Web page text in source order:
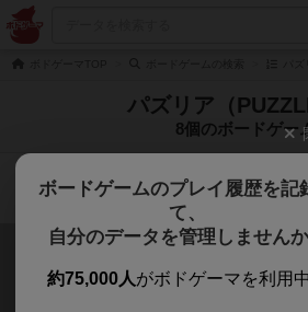
パズリア（
8個のボードゲー
検索メニュー
ボードゲームのプレイ履歴を記
て、
自分のデータを管理しません
約75,000人がボドゲーマを利用中